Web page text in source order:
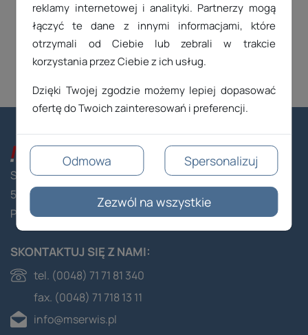
FORMULARZ
KONTAKTOWY 24H
SKONTAKTUJ SIĘ Z NAMI:
tel. (0048) 71 71 81 340
fax. (0048) 71 718 13 11
info@mserwis.pl
Stacyjna 1/63
53-613 Wrocław
Polska
reklamy internetowej i analityki. Partnerzy mogą
łączyć te dane z innymi informacjami, które
otrzymali od Ciebie lub zebrali w trakcie
korzystania przez Ciebie z ich usług.
Dzięki Twojej zgodzie możemy lepiej dopasować
ofertę do Twoich zainteresowań i preferencji.
Odmowa Spersonalizuj
Zezwól na wszystkie